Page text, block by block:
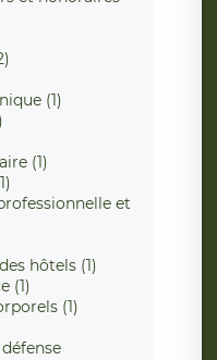
(1)
(1)
et
hôtels (1)
(1)
(1)